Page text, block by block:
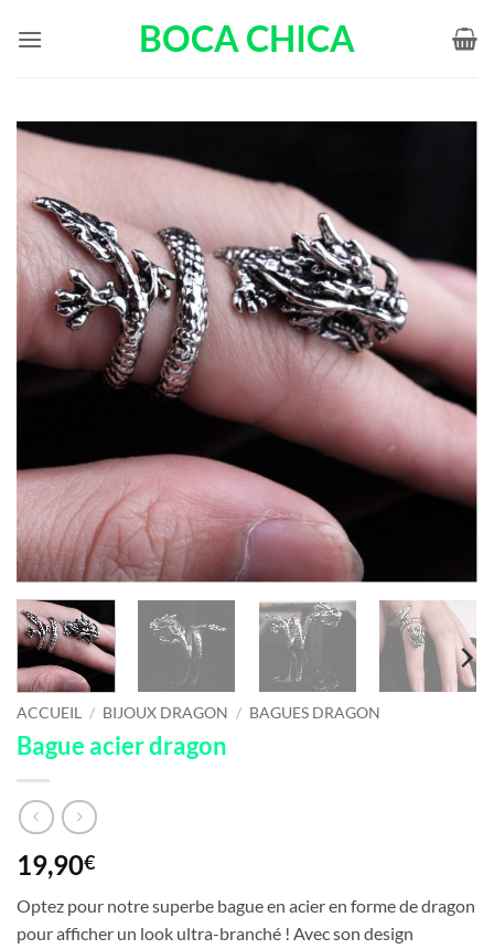
BOCA CHICA
ACCUEIL / BIJOUX DRAGON / BAGUES DRAGON
Bague acier dragon
19,90€
Optez pour notre superbe bague en acier en forme de dragon
pour afficher un look ultra-branché ! Avec son design